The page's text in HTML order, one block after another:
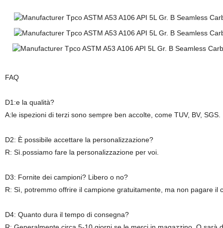
FAQ
D1:e la qualità?
A:le ispezioni di terzi sono sempre ben accolte, come TUV, BV,
D2: È possibile accettare la personalizzazione?
R: Sì.possiamo fare la personalizzazione per voi.
D3: Fornite dei campioni? Libero o no?
R: Sì, potremmo offrire il campione gratuitamente, ma non pagare il
D4: Quanto dura il tempo di consegna?